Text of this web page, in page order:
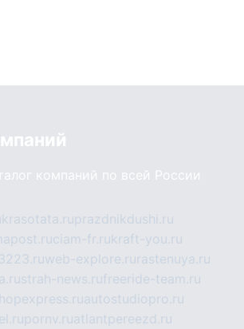
компаний по всей России
krasotata.ruprazdnikdushi.ru
ciam-fr.rukraft-you.ru
web-explore.ru rastenuya.ru
strah-news.rufreeride-team.ru
autostudiopro.ru
pornv.ruatlantpereezd.ru